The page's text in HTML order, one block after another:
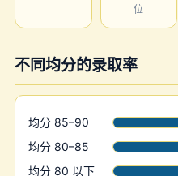
位
不同均分的录取率
均分 85–90
均分 80–85
均分 80 以下